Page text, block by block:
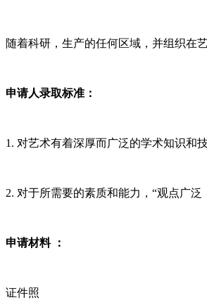
随着科研，生产的任何区域，并组织在
申请人录取标准：
1. 对艺术有着深厚而广泛的学术知识和
2. 对于所需要的素质和能力，“观点广
申请材料 ：
证件照